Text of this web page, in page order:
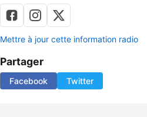
Mettre à jour cette information radio
Partager
Facebook Twitter